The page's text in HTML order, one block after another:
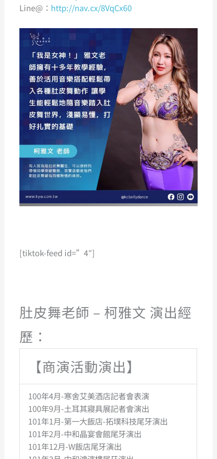
Line@： http://nav.cx/8VqCx60
[tiktok-feed id=”4″]
肚皮舞老師 – 柯雅文 演出經
歷：
【商演活動演出】
100年4月-寒舍艾美酒店記者會表演
100年9月-土耳其寢具展記者會演出
101年1月-第一大飯店-拓墣科技尾牙演出
101年2月-中和晶宴會館尾牙演出
101年12月-W飯店尾牙演出